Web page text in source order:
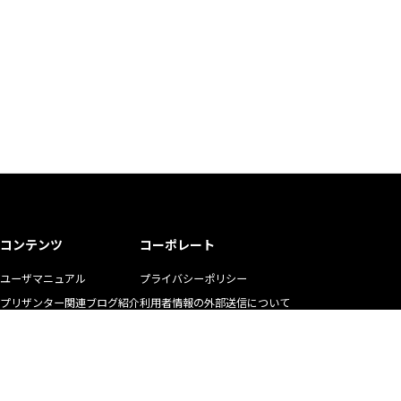
コンテンツ
ユーザマニュアル
プリザンター関連ブログ紹介
コーポレート
プライバシーポリシー
利用者情報の外部送信について